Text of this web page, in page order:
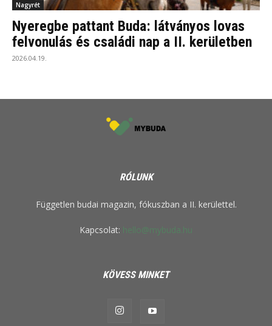
Nagyrét
Nyeregbe pattant Buda: látványos lovas
felvonulás és családi nap a II. kerületben
2026.04.19.
RÓLUNK
Független budai magazin, fókuszban a II. kerülettel.
Kapcsolat: hello@mybuda.hu
KÖVESS MINKET